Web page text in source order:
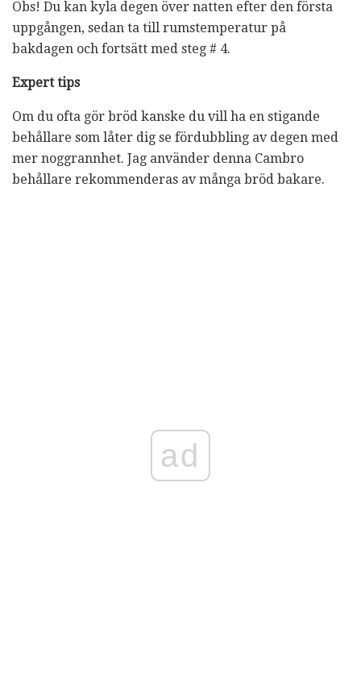
Obs! Du kan kyla degen över natten efter den första
uppgången, sedan ta till rumstemperatur på
bakdagen och fortsätt med steg # 4.
Expert tips
Om du ofta gör bröd kanske du vill ha en stigande
behållare som låter dig se fördubbling av degen med
mer noggrannhet. Jag använder denna Cambro
behållare rekommenderas av många bröd bakare.
ad